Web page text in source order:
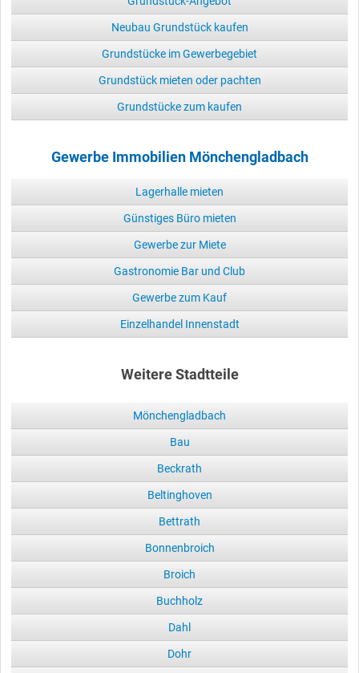
Neubau Grundstück kaufen
Grundstücke im Gewerbegebiet
Grundstück mieten oder pachten
Grundstücke zum kaufen
Gewerbe Immobilien Mönchengladbach
Lagerhalle mieten
Günstiges Büro mieten
Gewerbe zur Miete
Gastronomie Bar und Club
Gewerbe zum Kauf
Einzelhandel Innenstadt
Weitere Stadtteile
Mönchengladbach
Bau
Beckrath
Beltinghoven
Bettrath
Bonnenbroich
Broich
Buchholz
Dahl
Dohr